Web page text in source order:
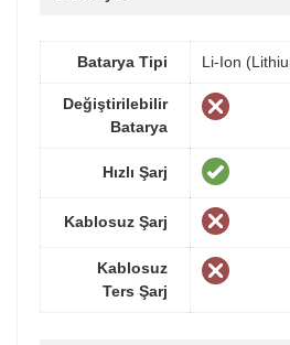
Batarya Tipi Li-Ion
Değiştirilebilir
Batarya
Hızlı Şarj
Kablosuz Şarj
Kablosuz
Ters Şarj